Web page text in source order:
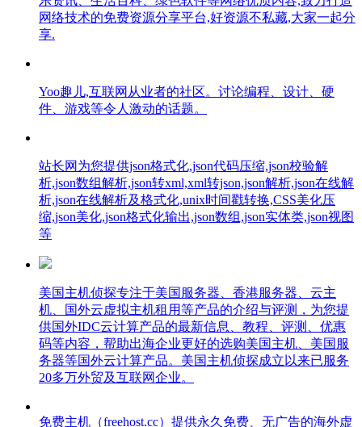
网络技术的免费资源分享平台,好资源不私藏,大家一起分
享.
Yoo趣儿,互联网从业者的社区。讨论编程、设计、硬
件、游戏等令人激动的话题。
站长网为您提供json格式化,json代码压缩,json校验解
析,json数组解析,json转xml,xml转json,json解析,json在线解
析,json在线解析及格式化,unix时间戳转换,CSS美化压
缩,json美化,json格式化输出,json数组,json实体类,json视图
等
美国主机侦探专注于美国服务器、香港服务器、云主
机、国外云虚拟主机租用等产品的介绍与评测，为您提
供国外IDC云计算产品的最新信息、教程、评测、优惠
码等内容，帮助出海企业更好的选购美国主机、美国服
务器等国外云计算产品。美国主机侦探成立以来已服务
20多万外贸及互联网企业。
免费主机（freehost.cc）提供永久免费、无广告的海外虚